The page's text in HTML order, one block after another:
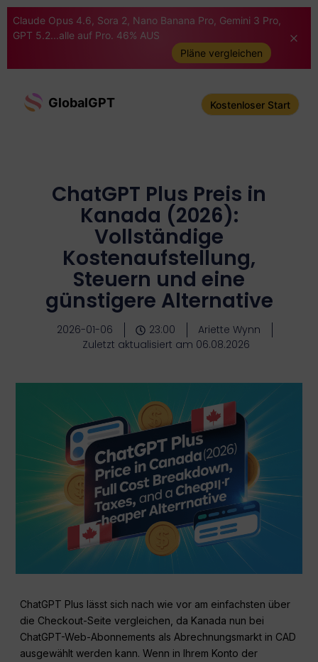
Claude Opus 4.6, Sora 2, Nano Banana Pro, Gemini 3 Pro,
GPT 5.2...alle auf Pro. 46% AUS
Pläne vergleichen
GlobalGPT Kostenloser Start
ChatGPT Plus Preis in
Kanada (2026):
Vollständige
Kostenaufstellung,
Steuern und eine
günstigere Alternative
2026-01-06 23:00
Ariette Wynn
Zuletzt aktualisiert am 06.08.2026
ChatGPT Plus lässt sich nach wie vor am einfachsten über
die Checkout-Seite vergleichen, da Kanada nun bei
ChatGPT-Web-Abonnements als Abrechnungsmarkt in CAD
ausgewählt werden kann. Wenn in Ihrem Konto der